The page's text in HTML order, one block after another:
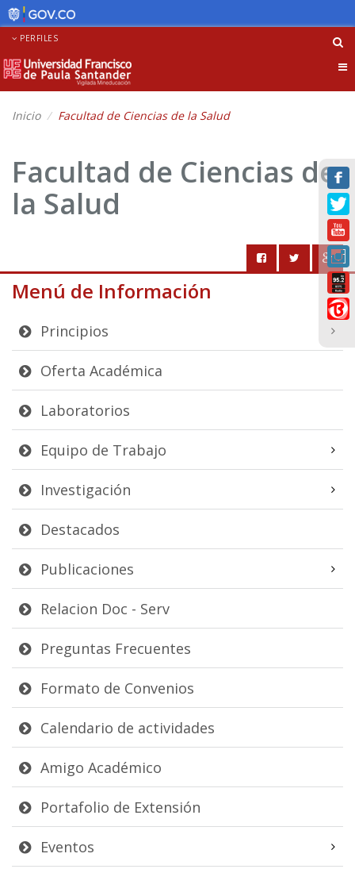
PERFILES
Inicio Facultad de Ciencias de la Salud
Facultad de Ciencias de
la Salud
Menú de Información
Principios
Oferta Académica
Laboratorios
Equipo de Trabajo
Investigación
Destacados
Publicaciones
Relacion Doc - Serv
Preguntas Frecuentes
Formato de Convenios
Calendario de actividades
Amigo Académico
Portafolio de Extensión
Eventos